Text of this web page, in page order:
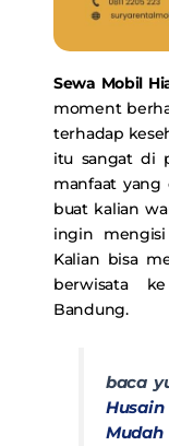
Sewa Mobil
moment
terhadap
itu sangat di
manfaat yang
buat kalian
ingin
Kalian bisa
berwisata
Bandung.
baca